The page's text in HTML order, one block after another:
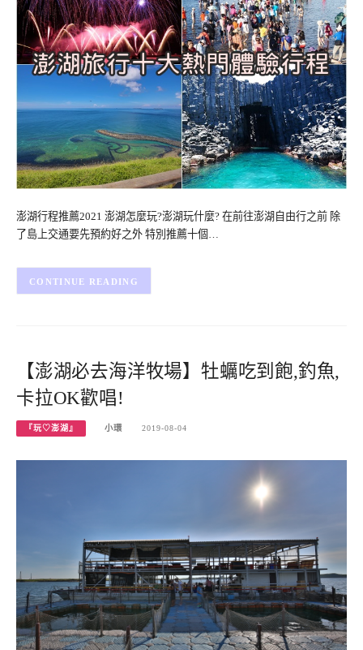
澎湖行程推薦2021 澎湖怎麼玩?澎湖玩什麼? 在前往澎湖自由行之前 除
了島上交通要先預約好之外 特別推薦十個…
CONTINUE READING
【澎湖必去海洋牧場】牡蠣吃到飽,釣魚,
卡拉OK歡唱!
『玩♡澎湖』 小環 2019-08-04